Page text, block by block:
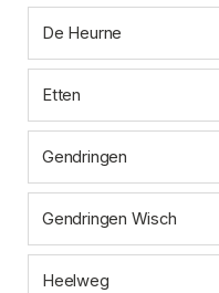
De Heurne
Etten
Gendringen
Gendringen Wisch
Heelweg